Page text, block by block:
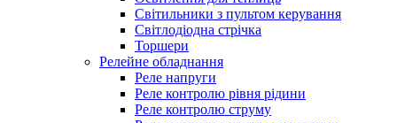
Світильники з пультом керування
Світлодіодна стрічка
Торшери
Релейне обладнання
Реле напруги
Реле контролю рівня рідини
Реле контролю струму